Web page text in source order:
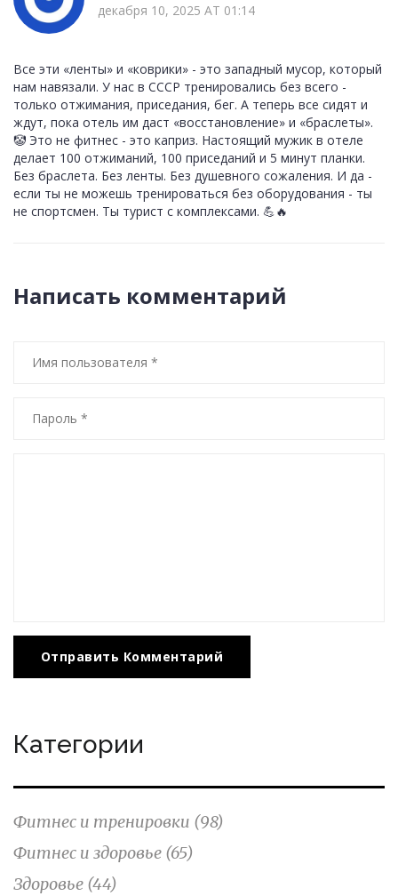
декабря 10, 2025 AT 01:14
Все эти «ленты» и «коврики» - это западный мусор, который
нам навязали. У нас в СССР тренировались без всего -
только отжимания, приседания, бег. А теперь все сидят и
ждут, пока отель им даст «восстановление» и «браслеты».
🤡 Это не фитнес - это каприз. Настоящий мужик в отеле
делает 100 отжиманий, 100 приседаний и 5 минут планки.
Без браслета. Без ленты. Без душевного сожаления. И да -
если ты не можешь тренироваться без оборудования - ты
не спортсмен. Ты турист с комплексами. 💪🔥
Написать комментарий
Отправить Комментарий
Категории
Фитнес и тренировки (98)
Фитнес и здоровье (65)
Здоровье (44)